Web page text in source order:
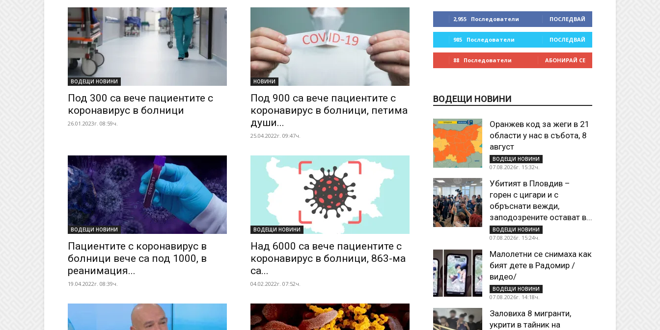
ВОДЕЩИ НОВИНИ
Под 300 са вече пациентите с
коронавирус в болници
26.01.2023г. 08:59ч.
НОВИНИ
Под 900 са вече пациентите с
коронавирус в болници, петима
души...
25.04.2022г. 09:47ч.
ВОДЕЩИ НОВИНИ
Пациентите с коронавирус в
болници вече са под 1000, в
реанимация...
19.04.2022г. 08:39ч.
ВОДЕЩИ НОВИНИ
Над 6000 са вече пациентите с
коронавирус в болници, 863-ма
са...
04.02.2022г. 07:52ч.
2,955 Последователи ПОСЛЕДВАЙ
985 Последователи ПОСЛЕДВАЙ
88 Последователи АБОНИРАЙ СЕ
ВОДЕЩИ НОВИНИ
Оранжев код за жеги в 21
области у нас в събота, 8
август
ВОДЕЩИ НОВИНИ
07.08.2026г. 15:32ч.
Убитият в Пловдив –
горен с цигари и с
обръснати вежди,
заподозрените остават в...
ВОДЕЩИ НОВИНИ
07.08.2026г. 15:24ч.
Малолетни се снимаха как
бият дете в Радомир /
видео/
ВОДЕЩИ НОВИНИ
07.08.2026г. 14:18ч.
Заловиха 8 мигранти,
укрити в тайник на